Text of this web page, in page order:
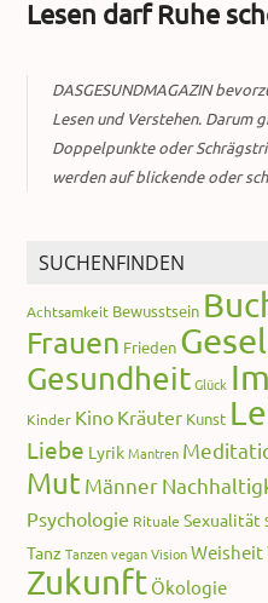
Lesen darf Ruhe
DASGESUNDMAGAZIN
Lesen und Verstehen. Darum
Doppelpunkte oder
werden auf blickende oder
SUCHENFINDEN
Achtsamkeit Bewusstsein
Frauen Frieden
Gesundheit Glück
Kinder Kino Kräuter Kunst
Liebe Lyrik Mantren
Mut Männer
Psychologie Rituale Sexualität
Tanz Tanzen vegan Vision Weisheit
Zukunft Ökologie